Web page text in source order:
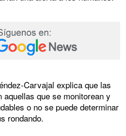
Carvajal explica que las
que se monitorean y
o no se puede determinar
rondando.